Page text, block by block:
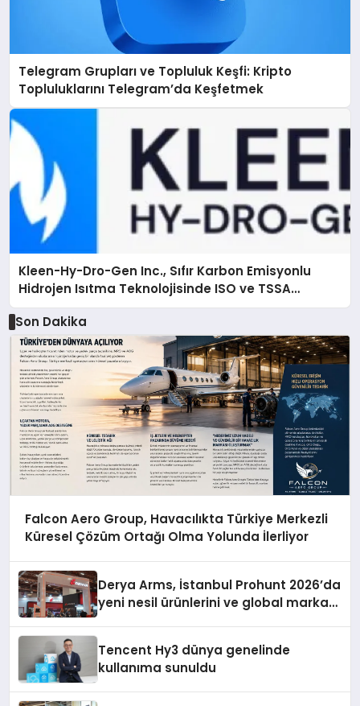
Telegram Grupları ve Topluluk Keşfi: Kripto
Topluluklarını Telegram’da Keşfetmek
Kleen-Hy-Dro-Gen Inc., Sıfır Karbon Emisyonlu
Hidrojen Isıtma Teknolojisinde ISO ve TSSA
Düzenleyici Onaylarını Aldı
Son Dakika
Falcon Aero Group, Havacılıkta Türkiye Merkezli
Küresel Çözüm Ortağı Olma Yolunda İlerliyor
Derya Arms, İstanbul Prohunt 2026’da
yeni nesil ürünlerini ve global marka
Tencent Hy3 dünya genelinde
kullanıma sunuldu